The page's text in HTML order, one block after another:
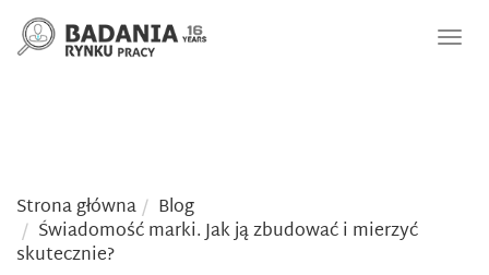
Strona główna Blog
Świadomość marki. Jak ją zbudować i mierzyć
skutecznie?